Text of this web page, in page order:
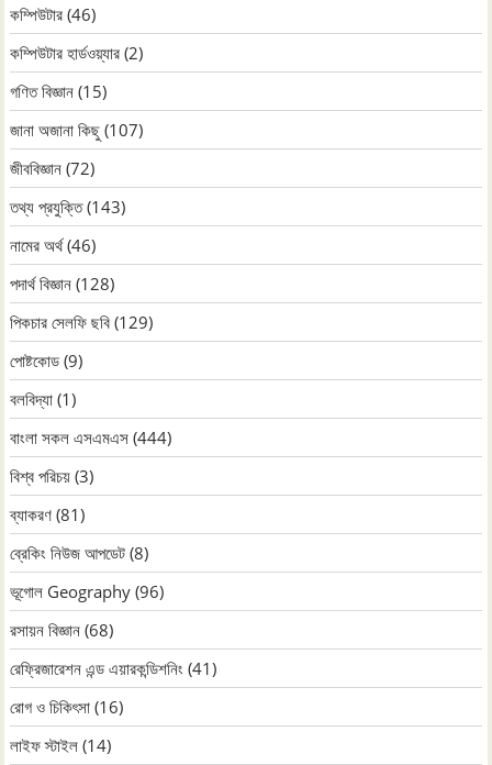
কম্পিউটার (46)
কম্পিউটার হার্ডওয়্যার (2)
গণিত বিজ্ঞান (15)
জানা অজানা কিছু (107)
জীববিজ্ঞান (72)
তথ্য প্রযুক্তি(143)
নামের অর্থ(46)
পদার্থ বিজ্ঞান (128)
পিকচার সেলফি ছবি (129)
পোষ্টকোড (9)
বলবিদ্যা (1)
বাংলা সকল এসএমএস (444)
বিশ্ব পরিচয় (3)
ব্যাকরণ (81)
ব্রেকিং নিউজ আপডেট (8)
ভূগোল Geography (96)
রসায়ন বিজ্ঞান (68)
রেফ্রিজারেশন এন্ড এয়ারকন্ডিশনিং (41)
রোগ ও চিকিৎসা (16)
লাইফ স্টাইল (14)